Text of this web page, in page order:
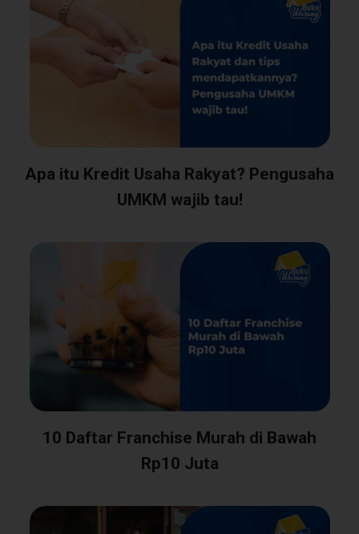
Apa itu Kredit Usaha Rakyat? Pengusaha
UMKM wajib tau!
10 Daftar Franchise Murah di Bawah
Rp10 Juta